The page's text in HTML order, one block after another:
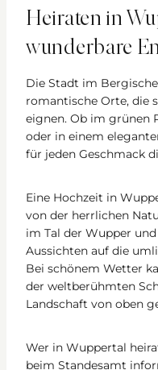
Heiraten in
wunderbare
Die Stadt im
romantische Orte, die
eignen. Ob im grünen
oder in einem
für jeden Geschmack
Eine Hochzeit in
von der herrlichen
im Tal der Wupper
Aussichten auf die
Bei schönem Wetter
der weltberühmten
Landschaft von oben
Wer in Wuppertal
beim Standesamt